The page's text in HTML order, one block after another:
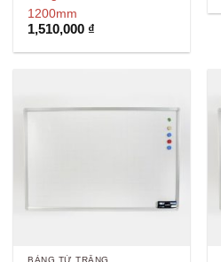
1200mm
1,510,000 ₫
BẢNG TỪ TRẮNG